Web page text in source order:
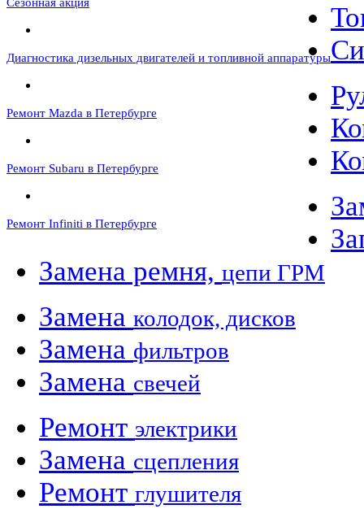
Сезонная акция
Диагностика дизельных двигателей и топливной аппаратуры
Ремонт Mazda в Петербурге
Ремонт Subaru в Петербурге
Ремонт Infiniti в Петербурге
Замена ремня, цепи ГРМ
Замена колодок, дисков
Замена фильтров
Замена свечей
Ремонт электрики
Замена сцепления
Ремонт глушителя